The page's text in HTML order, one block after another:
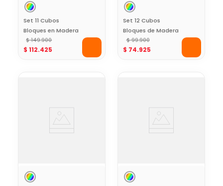
Set 11 Cubos
Bloques en Madera
Granja Kids Hits
$ 149.900
$ 112.425
Set 12 Cubos
Bloques de Madera
ABC con Animales y
Letras Kids Hits
$ 99.900
$ 74.925